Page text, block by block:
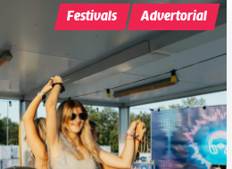
Festivals Advertorial